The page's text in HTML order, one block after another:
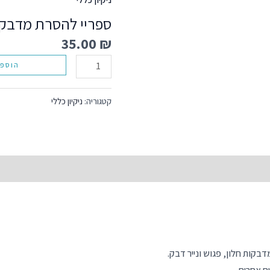
ספריי להסרת
35.00 ₪
כמות
של
להסרת
מדבקות
קטגוריה: ניקיון כללי
חלון, פגוש ונייר דבק.